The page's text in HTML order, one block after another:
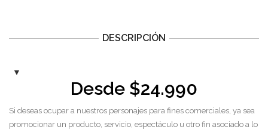
DESCRIPCIÓN
Desde $24.990
Si deseas ocupar a nuestros personajes para fines comerciales, ya sea
promocionar un producto, servicio, espectáculo u otro fin asociado a lo